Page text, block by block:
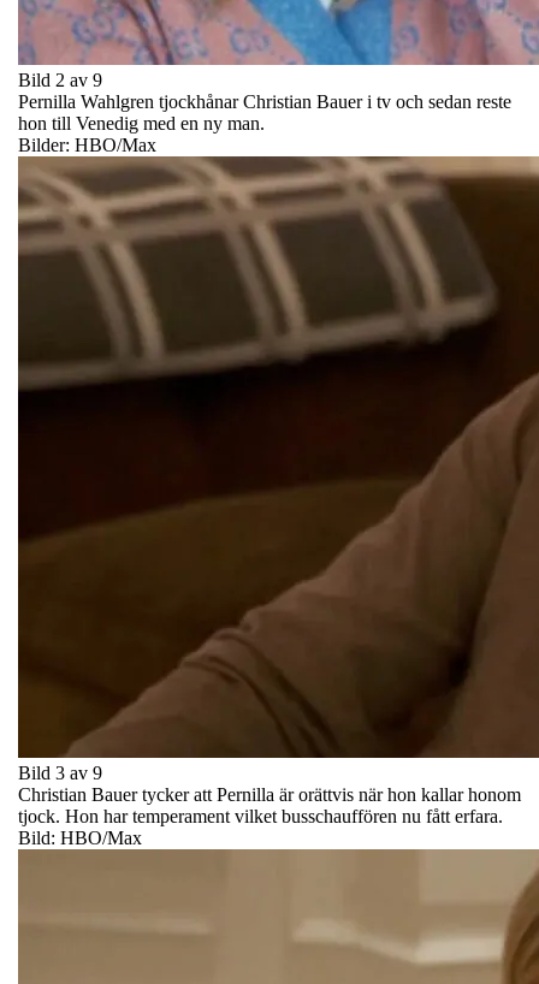
Bild 2 av 9
Pernilla Wahlgren tjockhånar Christian Bauer i tv och sedan reste
hon till Venedig med en ny man.
Bilder: HBO/Max
Bild 3 av 9
Christian Bauer tycker att Pernilla är orättvis när hon kallar honom
tjock. Hon har temperament vilket busschauffören nu fått erfara.
Bild: HBO/Max